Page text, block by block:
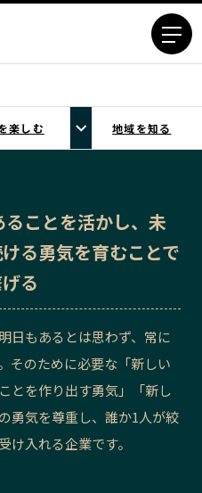
青森エリア
茨城エリア
群馬エリア
千葉エリア
多摩エリア
新潟エリア
石川エリア
山梨エリア
岐阜エリア
愛知エリア
楽しむ 地域を知る
ことを活かし、未
る勇気を育むことで
る
日もあるとは思わず、常に
そのために必要な「新しい
とを作り出す勇気」「新し
勇気を尊重し、誰か1人が絞
け入れる企業です。